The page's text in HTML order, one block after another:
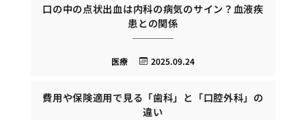
口の中の点状出血は内科の病気のサイン？血液疾
患との関係
2025.09.24
医療
費用や保険適用で見る「歯科」と「口腔外科」の
違い